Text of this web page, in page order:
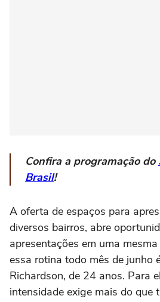
Confira a programação do
Brasil!
A oferta de espaços para
diversos bairros, abre
apresentações em uma
essa rotina todo mês de junho
Richardson, de 24 anos. Para
intensidade exige mais do que